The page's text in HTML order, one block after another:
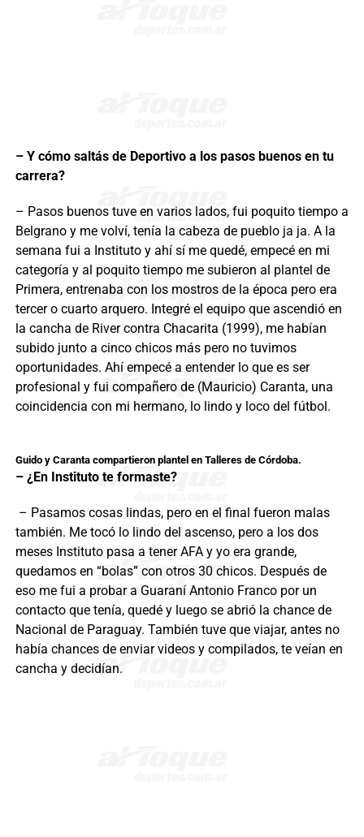
– Y cómo saltás de Deportivo a los pasos buenos en tu
carrera?
– Pasos buenos tuve en varios lados, fui poquito tiempo a
Belgrano y me volví, tenía la cabeza de pueblo ja ja. A la
semana fui a Instituto y ahí sí me quedé, empecé en mi
categoría y al poquito tiempo me subieron al plantel de
Primera, entrenaba con los mostros de la época pero era
tercer o cuarto arquero. Integré el equipo que ascendió en
la cancha de River contra Chacarita (1999), me habían
subido junto a cinco chicos más pero no tuvimos
oportunidades. Ahí empecé a entender lo que es ser
profesional y fui compañero de (Mauricio) Caranta, una
coincidencia con mi hermano, lo lindo y loco del fútbol.
Guido y Caranta compartieron plantel en Talleres de Córdoba.
– ¿En Instituto te formaste?
– Pasamos cosas lindas, pero en el final fueron malas
también. Me tocó lo lindo del ascenso, pero a los dos
meses Instituto pasa a tener AFA y yo era grande,
quedamos en “bolas” con otros 30 chicos. Después de
eso me fui a probar a Guaraní Antonio Franco por un
contacto que tenía, quedé y luego se abrió la chance de
Nacional de Paraguay. También tuve que viajar, antes no
había chances de enviar videos y compilados, te veían en
cancha y decidían.